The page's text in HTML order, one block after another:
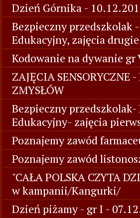
Dzień Górnika -
Bezpieczny przedszkolak
Edukacyjny, zajęcia
Kodowanie na dywanie gr
ZAJĘCIA SENSORYCZNE
ZMYSŁÓW
Bezpieczny
Edukacyjny- zajęcia
Poznajemy zawód
Poznajemy zawód
"CAŁA POLSKA CZYTA
w kampanii/Kangurki/
Dzień piżamy - gr I -